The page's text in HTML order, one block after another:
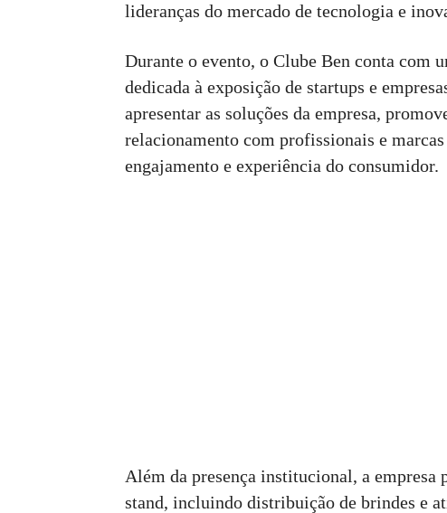
lideranças do mercado de tecnologia e
Durante o evento, o Clube Ben conta com
dedicada à exposição de startups e
apresentar as soluções da empresa,
relacionamento com profissionais e
engajamento e experiência do consumidor.
Além da presença institucional, a empresa
stand, incluindo distribuição de brindes e